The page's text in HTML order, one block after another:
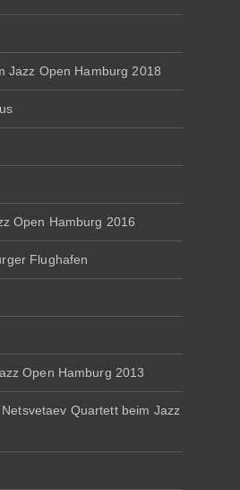
Jazz Open Hamburg 2018
Open Hamburg 2016
Flughafen
Open Hamburg 2013
Quartett beim Jazz